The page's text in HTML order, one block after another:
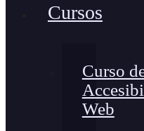
Cursos
Curso
Web